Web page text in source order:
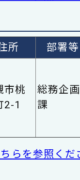
所 部署等
市桃
2-1
総務企画
課
らを参照くだ